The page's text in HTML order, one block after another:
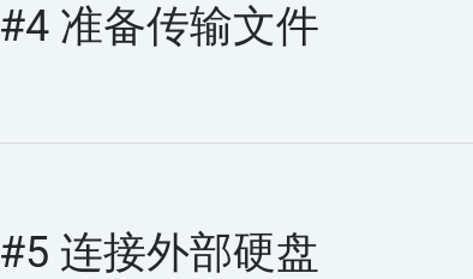
#4 准备传输文件
#5 连接外部硬盘